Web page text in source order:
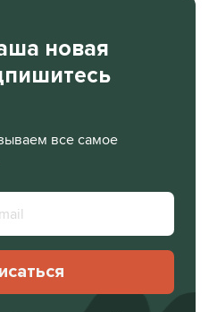
новая
все самое